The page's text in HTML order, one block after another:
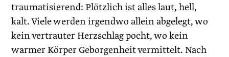
traumatisierend: Plötzlich ist alles laut, hell,
kalt. Viele werden irgendwo allein abgelegt, wo
kein vertrauter Herzschlag pocht, wo kein
warmer Körper Geborgenheit vermittelt. Nach